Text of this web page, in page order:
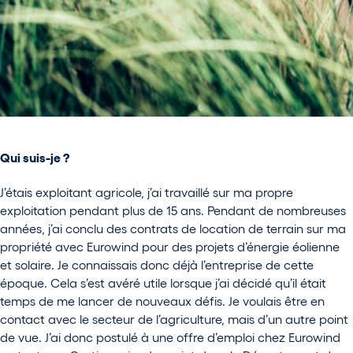
Qui suis-je?
J’étais exploitant agricole, j’ai travaillé sur ma propre
exploitation pendant plus de 15 ans. Pendant de nombreuses
années, j’ai conclu des contrats de location de terrain sur ma
propriété avec Eurowind pour des projets d’énergie éolienne
et solaire. Je connaissais donc déjà l’entreprise de cette
époque. Cela s’est avéré utile lorsque j’ai décidé qu’il était
temps de me lancer de nouveaux défis. Je voulais être en
contact avec le secteur de l’agriculture, mais d’un autre point
de vue. J’ai donc postulé à une offre d’emploi chez Eurowind